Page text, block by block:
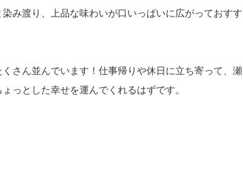
み渡り、上品な味わいが口いっぱいに広がっておすす
さん並んでいます！仕事帰りや休日に立ち寄って、瀬
っとした幸せを運んでくれるはずです。